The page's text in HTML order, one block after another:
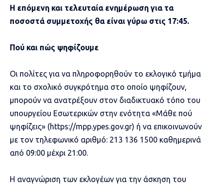
Η επόμενη και τελευταία ενημέρωση για τα
ποσοστά συμμετοχής θα είναι γύρω στις 17:45.
Πού και πώς ψηφίζουμε
Οι πολίτες για να πληροφορηθούν το εκλογικό τμήμα
και το σχολικό συγκρότημα στο οποίο ψηφίζουν,
μπορούν να ανατρέξουν στον διαδικτυακό τόπο του
υπουργείου Εσωτερικών στην ενότητα «Μάθε πού
ψηφίζεις» (https://mpp.ypes.gov.gr) ή να επικοινωνούν
με τον τηλεφωνικό αριθμό: 213 136 1500 καθημερινά
από 09:00 μέχρι 21:00.
Η αναγνώριση των εκλογέων για την άσκηση του